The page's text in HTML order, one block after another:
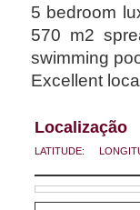
5 bedroom
570 m2
swimming
Excellent
Localização
LATITUDE: